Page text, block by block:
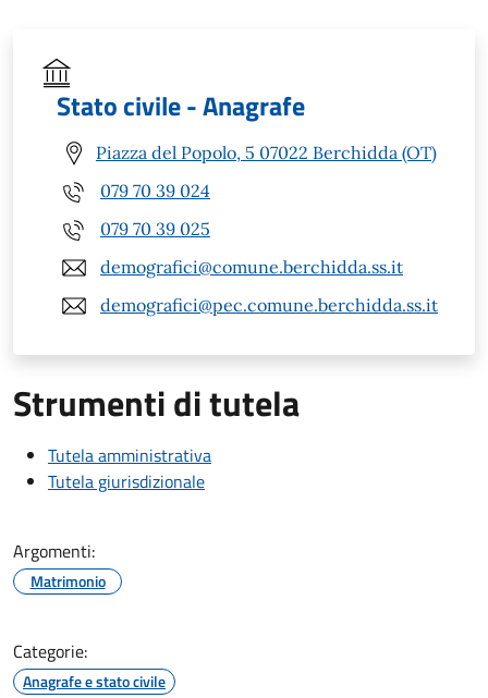
Stato civile - Anagrafe
Piazza del Popolo, 5 07022 Berchidda (OT)
079 70 39 024
079 70 39 025
demografici@comune.berchidda.ss.it
demografici@pec.comune.berchidda.ss.it
Strumenti di tutela
Tutela amministrativa
Tutela giurisdizionale
Argomenti:
Matrimonio
Categorie:
Anagrafe e stato civile